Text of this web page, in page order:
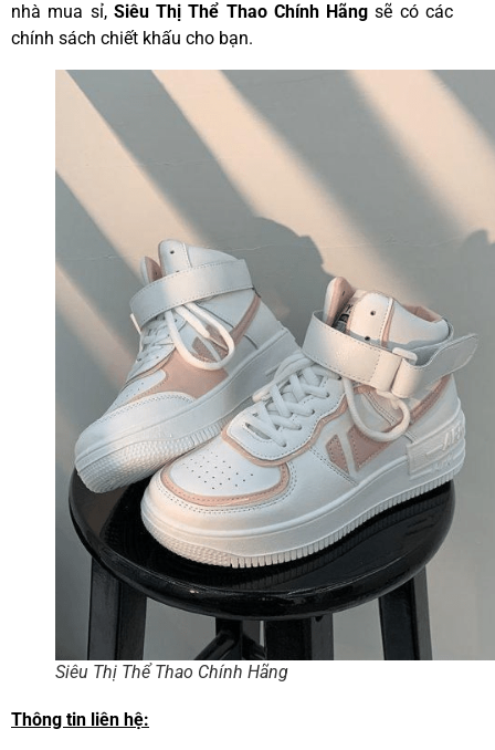
nhà mua sỉ, Siêu Thị Thể Thao Chính Hãng sẽ có các
chính sách chiết khấu cho bạn.
Siêu Thị Thể Thao Chính Hãng
Thông tin liên hệ: